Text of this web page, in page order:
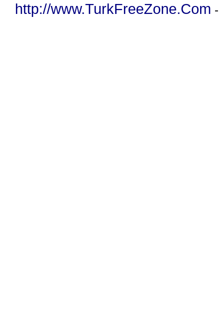
http://www.TurkFreeZone.Com -